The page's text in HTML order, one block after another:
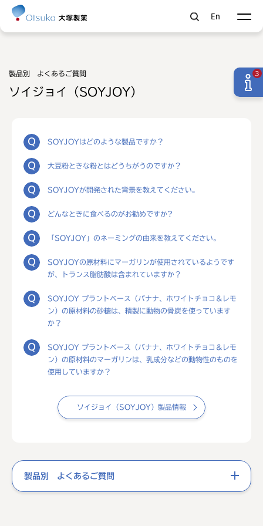
En
製品別 よくあるご質問
ソイジョイ（SOYJOY）
SOYJOYはどのような製品ですか？
大豆粉ときな粉とはどうちがうのですか？
SOYJOYが開発された背景を教えてください。
どんなときに食べるのがお勧めですか?
「SOYJOY」のネーミングの由来を教えてください。
SOYJOYの原材料にマーガリンが使用されているようです
が、トランス脂肪酸は含まれていますか？
SOYJOY プラントベース（バナナ、ホワイトチョコ＆レモ
ン）の原材料の砂糖は、精製に動物の骨炭を使っています
か？
SOYJOY プラントベース（バナナ、ホワイトチョコ＆レモ
ン）の原材料のマーガリンは、乳成分などの動物性のものを
使用していますか？
ソイジョイ（SOYJOY）製品情報
製品別 よくあるご質問
3